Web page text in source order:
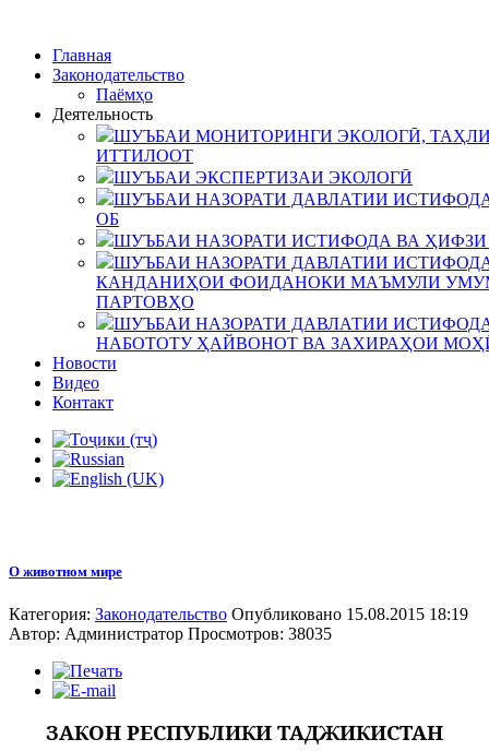
Главная
Законодательство
Паёмҳо
Деятельность
ШУЪБАИ МОНИТОРИНГИ ЭКОЛОГӢ,
ИТТИЛООТ
ШУЪБАИ ЭКСПЕРТИЗАИ ЭКОЛОГӢ
ШУЪБАИ НАЗОРАТИ ДАВЛАТИИ
ОБ
ШУЪБАИ НАЗОРАТИ ИСТИФОДА ВА
ШУЪБАИ НАЗОРАТИ ДАВЛАТИИ
КАНДАНИҲОИ ФОИДАНОКИ МАЪМУЛИ
ПАРТОВҲО
ШУЪБАИ НАЗОРАТИ ДАВЛАТИИ
НАБОТОТУ ҲАЙВОНОТ ВА ЗАХИРАҲОИ
Новости
Видео
Контакт
О животном мире
Категория: Законодательство Опубликовано 15.08.2015 18:19
Автор: Администратор Просмотров: 38035
ЗАКОН РЕСПУБЛИКИ ТАДЖИКИСТАН